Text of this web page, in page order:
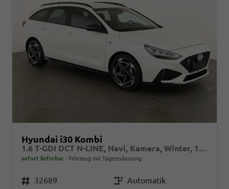
Hyundai i30 Kombi
1.6 T-GDI DCT N-LINE, Navi, Kamera, Winter, 18-Zoll, 5 J.-Garantie
sofort lieferbar Fahrzeug mit Tageszulassung
Fahrzeugnr. 32689 GetriebeAutomatik